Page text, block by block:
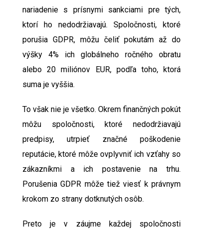
nariadenie s prísnymi sankciami pre tých,
ktorí ho nedodržiavajú. Spoločnosti, ktoré
porušia GDPR, môžu čeliť pokutám až do
výšky 4% ich globálneho ročného obratu
alebo 20 miliónov EUR, podľa toho, ktorá
suma je vyššia.
To však nie je všetko. Okrem finančných pokút
môžu spoločnosti, ktoré nedodržiavajú
predpisy, utrpieť značné poškodenie
reputácie, ktoré môže ovplyvniť ich vzťahy so
zákazníkmi a ich postavenie na trhu.
Porušenia GDPR môže tiež viesť k právnym
krokom zo strany dotknutých osôb.
Preto je v záujme každej spoločnosti